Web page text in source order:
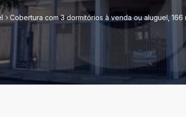
Cobertura com 3 dormitórios à venda ou aluguel,